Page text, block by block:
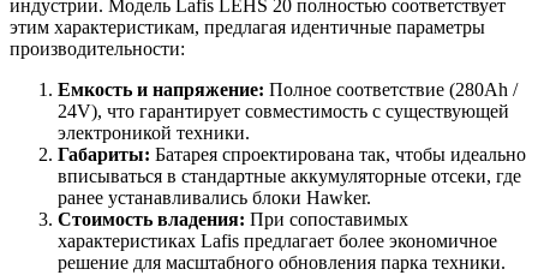
индустрии. Модель Lafis LEHS 20 полностью соответствует
этим характеристикам, предлагая идентичные параметры
производительности:
Емкость и напряжение: Полное соответствие (280Ah /
24V), что гарантирует совместимость с существующей
электроникой техники.
Габариты: Батарея спроектирована так, чтобы идеально
вписываться в стандартные аккумуляторные отсеки, где
ранее устанавливались блоки Hawker.
Стоимость владения: При сопоставимых
характеристиках Lafis предлагает более экономичное
решение для масштабного обновления парка техники.